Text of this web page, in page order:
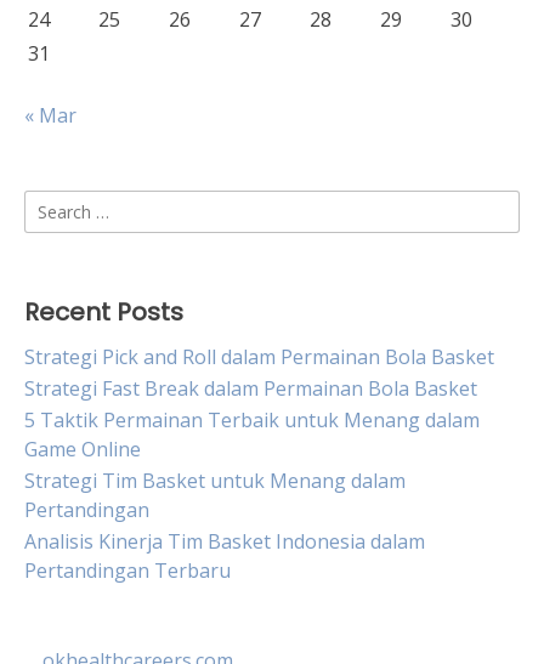
24
25 26 27 28 29
30
31
« Mar
Search
for:
Recent Posts
Strategi Pick and Roll dalam Permainan Bola Basket
Strategi Fast Break dalam Permainan Bola Basket
5 Taktik Permainan Terbaik untuk Menang dalam
Game Online
Strategi Tim Basket untuk Menang dalam
Pertandingan
Analisis Kinerja Tim Basket Indonesia dalam
Pertandingan Terbaru